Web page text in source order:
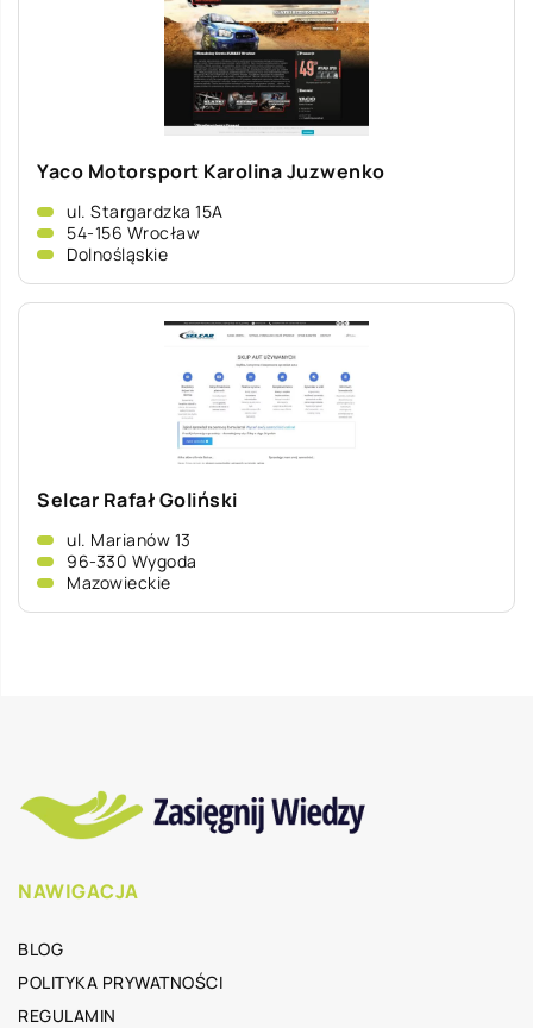
Yaco Motorsport Karolina Juzwenko
ul. Stargardzka 15A
54-156 Wrocław
Dolnośląskie
Selcar Rafał Goliński
ul. Marianów 13
96-330 Wygoda
Mazowieckie
NAWIGACJA
BLOG
POLITYKA PRYWATNOŚCI
REGULAMIN